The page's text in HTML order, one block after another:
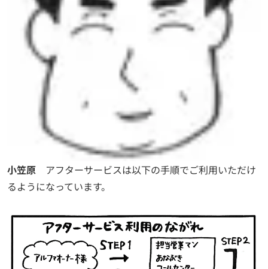
小笠原 アフターサービスは以下の手順でご利用いただけ
るようになっています。